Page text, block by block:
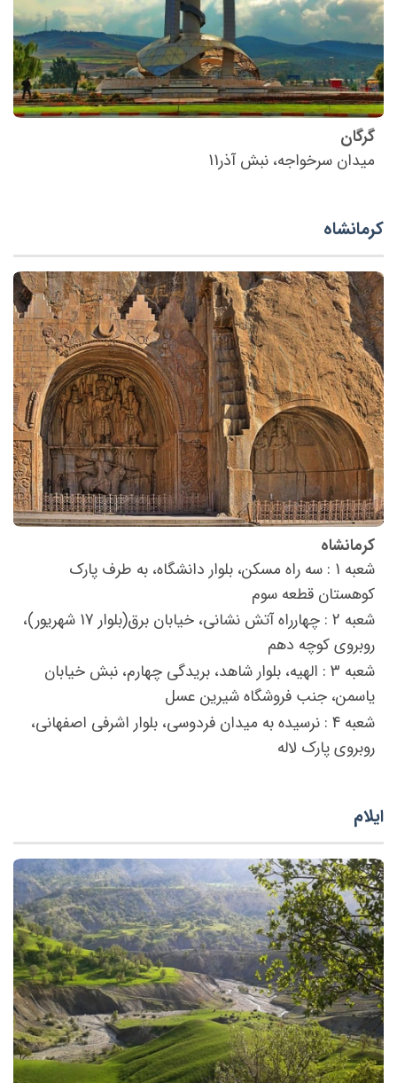
گرگان
میدان سرخواجه، نبش آذر11
کرمانشاه
کرمانشاه
شعبه 1 : سه راه مسکن، بلوار دانشگاه، به طرف پارک
کوهستان قطعه سوم
شعبه 2 : چهارراه آتش نشانی، خیابان برق(بلوار 17 شهریور)،
روبروی کوچه دهم
شعبه 3 : الهیه، بلوار شاهد، بریدگی چهارم، نبش خیابان
یاسمن، جنب فروشگاه شیرین عسل
شعبه 4 : نرسیده به میدان فردوسی، بلوار اشرفی اصفهانی،
روبروی پارک لاله
ایلام